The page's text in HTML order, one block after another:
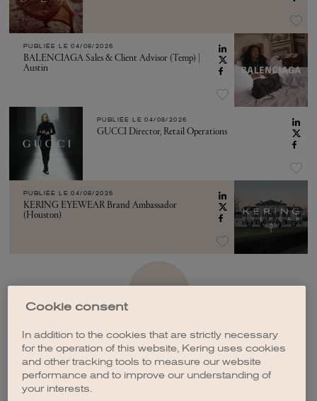
PUBLIÉE LE 04/08/2026
BALENCIAGA Sales & Client Advisor (Temp) |
Austin
PUBLIÉE LE 04/08/2026
GUCCI Director, Retail Operations
PUBLIÉE LE 04/08/2026
KERING EYEWEAR Brand Ambassador
(Houston)
CRÉER UNE ALERTE
Cookie consent
In addition to the cookies that are strictly necessary
for the operation of this website, Kering uses cookies
and other tracking tools to measure our website
performance and to improve our understanding of
your interests.